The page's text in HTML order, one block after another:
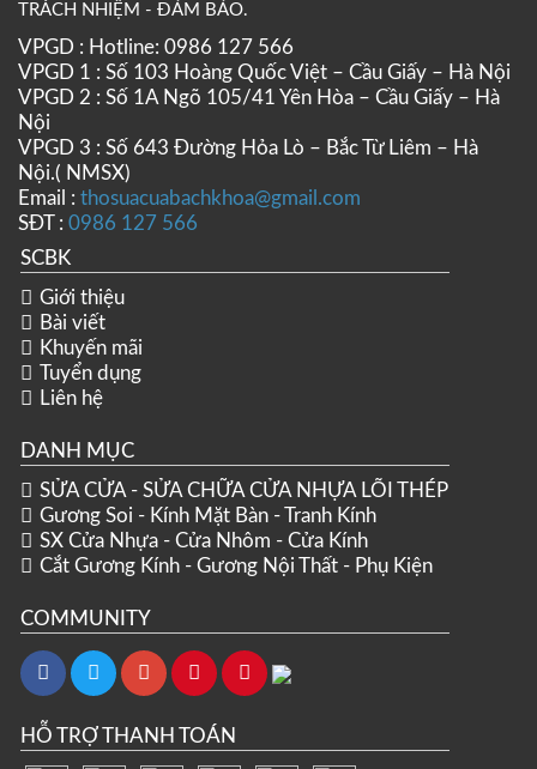
TRÁCH NHIỆM - ĐẢM BẢO.
VPGD : Hotline: 0986 127 566
VPGD 1 : Số 103 Hoàng Quốc Việt – Cầu Giấy – Hà Nội
VPGD 2 : Số 1A Ngõ 105/41 Yên Hòa – Cầu Giấy – Hà
Nội
VPGD 3 : Số 643 Đường Hỏa Lò – Bắc Từ Liêm – Hà
Nội.( NMSX)
Email : thosuacuabachkhoa@gmail.com
SĐT : 0986 127 566
SCBK
Giới thiệu
Bài viết
Khuyến mãi
Tuyển dụng
Liên hệ
DANH MỤC
SỬA CỬA - SỬA CHỮA CỬA NHỰA LÕI THÉP
Gương Soi - Kính Mặt Bàn - Tranh Kính
SX Cửa Nhựa - Cửa Nhôm - Cửa Kính
Cắt Gương Kính - Gương Nội Thất - Phụ Kiện
COMMUNITY
HỖ TRỢ THANH TOÁN